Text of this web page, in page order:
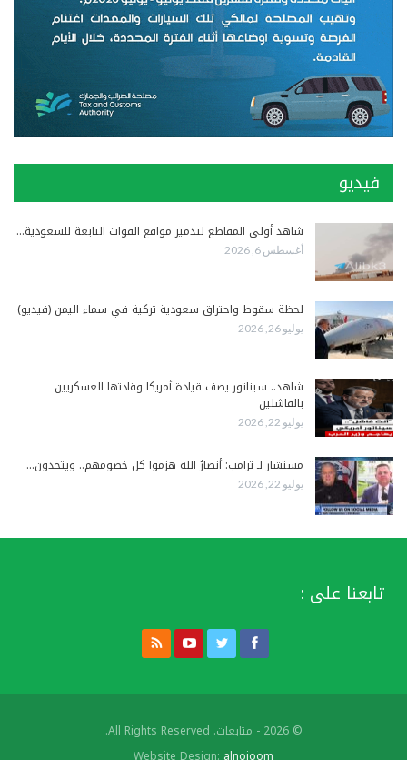
فيديو
شاهد أولى المقاطع لتدمير مواقع القوات التابعة للسعودية…
أغسطس 6, 2026
لحظة سقوط واحتراق سعودية تركية في سماء اليمن (فيديو)
يوليو 26, 2026
شاهد.. سيناتور يصف قيادة أمريكا وقادتها العسكريين
بالفاشلين
يوليو 22, 2026
مستشار لـ ترامب: أنصارُ الله هزموا كل خصومهم.. ويتحدون…
يوليو 22, 2026
تابعنا على :
© 2026 - متابعات. All Rights Reserved.